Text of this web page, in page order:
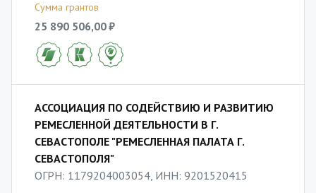
Сумма грантов
25 890 506,00 ₽
АССОЦИАЦИЯ ПО СОДЕЙСТВИЮ И РАЗВИТИЮ
РЕМЕСЛЕННОЙ ДЕЯТЕЛЬНОСТИ В Г.
СЕВАСТОПОЛЕ "РЕМЕСЛЕННАЯ ПАЛАТА Г.
СЕВАСТОПОЛЯ"
ОГРН: 1179204003054, ИНН: 9201520415